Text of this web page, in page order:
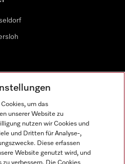
um das
unserer Website zu
nutzen wir Cookies und
und Dritten für Analyse-,
Diese erfassen
Website genutzt wird, und